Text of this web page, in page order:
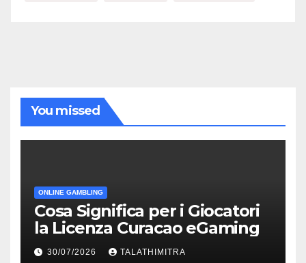
You missed
ONLINE GAMBLING
Cosa Significa per i Giocatori
la Licenza Curacao eGaming
30/07/2026 TALATHIMITRA